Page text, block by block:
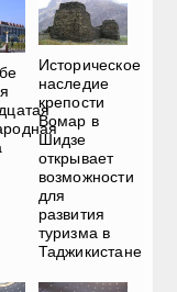
Историческое
наследие
крепости
Вомар в
Шидзе
открывает
возможности
для
развития
туризма в
Таджикистане